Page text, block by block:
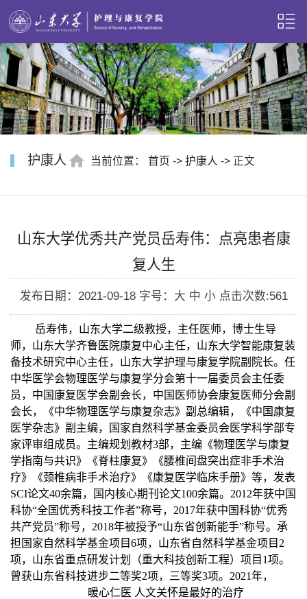
护康人 当前位置： 首页 -> 护康人 -> 正文
山东大学优秀共产党员岳寿伟：点亮患者康
复人生
发布日期：2021-09-18 字号：大 中 小 点击次数:561
岳寿伟，山东大学二级教授，主任医师，博士生导
师，山东大学齐鲁医院康复中心主任，山东大学智能康复装
备技术研究中心主任，山东大学护理与康复学院副院长。任
中华医学会物理医学与康复学分会第十一届委员会主任委
员，中国康复医学会副会长，中国医师协会康复医师分会副
会长，《中华物理医学与康复杂志》副总编辑，《中国康复
医学杂志》副主编，国家自然科学基金委员会医学科学部专
家评审组成员。主编规划教材3部，主编《物理医学与康复
学指南与共识》《脊柱康复》《腰椎间盘突出症非手术治
疗》《颈椎病非手术治疗》《康复医学临床手册》等，发表
SCI论文40余篇，国内核心期刊论文100余篇。2012年获中国
科协“全国优秀科技工作者”称号，2017年获中国科协“优秀
共产党员”称号，2018年被授予“山东省创新能手”称号。承
担国家自然科学基金项目6项，山东省自然科学基金项目2
项，山东省重点研发计划（重大科技创新工程）项目1项。
曾获山东省科技进步二等奖2项，三等奖3项。2021年，
暖心仁医 人文关怀是最好的治疗